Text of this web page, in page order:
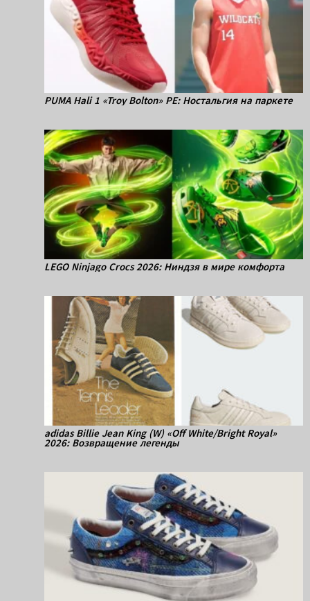
PUMA Hali 1 «Troy Bolton» PE: Ностальгия на паркете
LEGO Ninjago Crocs 2026: Ниндзя в мире комфорта
adidas Billie Jean King (W) «Off White/Bright Royal»
2026: Возвращение легенды